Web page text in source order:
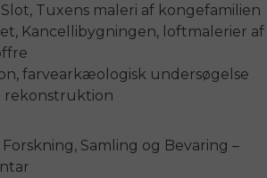
Tuxens maleri af kongefamilien
Kancellibygningen, loftmalerier af
farvearkæologisk undersøgelse
rekonstruktion
Samling og Bevaring –